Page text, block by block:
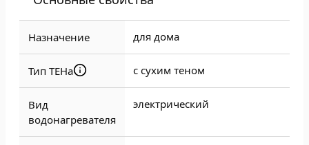
Назначение для дома
Тип ТЕНа с сухим теном
Вид
водонагревателя
электрический